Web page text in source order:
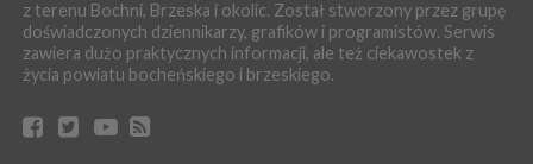
ARTYKUŁ PARTNERSKI
04 sierpnia 2026
Codzienne nawyki, które wspierają zdrowie dziecka na dłużej
04 sierpnia 2026
z terenu Bochni, Brzeska i okolic. Został stworzony przez grupę
doświadczonych dziennikarzy, grafików i programistów. Serwis
zawiera dużo praktycznych informacji, ale też ciekawostek z
życia powiatu bocheńskiego i brzeskiego.